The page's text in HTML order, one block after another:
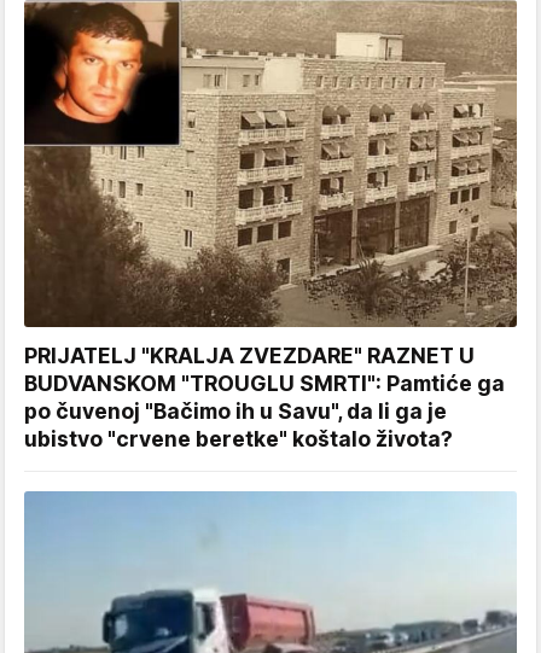
PRIJATELJ "KRALJA ZVEZDARE" RAZNET U
BUDVANSKOM "TROUGLU SMRTI": Pamtiće ga
po čuvenoj "Bačimo ih u Savu", da li ga je
ubistvo "crvene beretke" koštalo života?